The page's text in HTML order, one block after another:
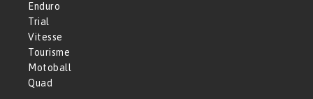
Enduro
Trial
Vitesse
Tourisme
Motoball
Quad